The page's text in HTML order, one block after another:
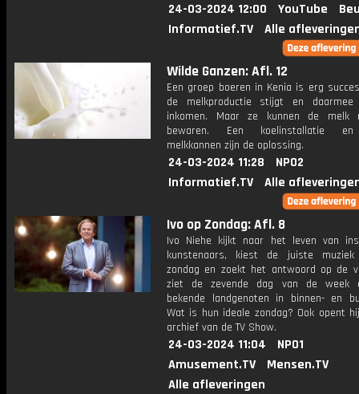
24-03-2024 12:00 YouTube
Informatief.TV
Alle
Wilde Ganzen: Afl. 12
Een groep boeren in Kenia is erg
de melkproductie stijgt en
inkomen. Maar ze kunnen de melk
bewaren. Een koelinstallatie
melkkannen zijn de oplossing.
24-03-2024 11:28
NPO2
Informatief.TV
Alle
Ivo op Zondag: Afl. 8
Ivo Niehe kijkt naar het leven van
kunstenaars, kiest de juiste
zondag en zoekt het antwoord op de
ziet de zevende dag van de week
bekende landgenoten in binnen- en
Wat is hun ideale zondag? Ook opent
archief van de TV Show.
24-03-2024 11:04
NPO1
Amusement.TV
Mensen.TV
Alle afleveringen